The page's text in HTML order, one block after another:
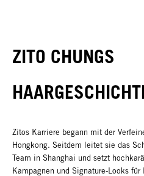
ZITO CHUNGS
Zitos Karriere begann mit der
Hongkong. Seitdem leitet sie das
Team in Shanghai und setzt
Kampagnen und Signature-Looks